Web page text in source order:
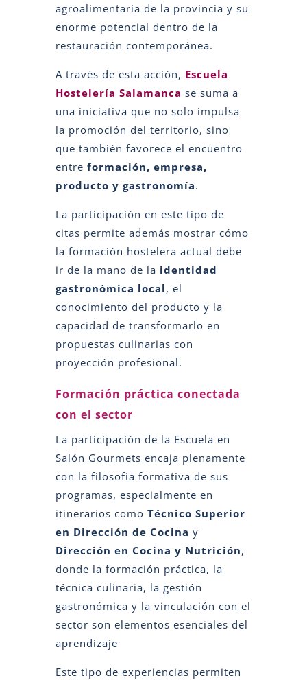
agroalimentaria de la provincia y su
enorme potencial dentro de la
restauración contemporánea.
A través de esta acción, Escuela
Hostelería Salamanca se suma a
una iniciativa que no solo impulsa
la promoción del territorio, sino
que también favorece el encuentro
entre formación, empresa,
producto y gastronomía.
La participación en este tipo de
citas permite además mostrar cómo
la formación hostelera actual debe
ir de la mano de la identidad
gastronómica local, el
conocimiento del producto y la
capacidad de transformarlo en
propuestas culinarias con
proyección profesional.
Formación práctica conectada
con el sector
La participación de la Escuela en
Salón Gourmets encaja plenamente
con la filosofía formativa de sus
programas, especialmente en
itinerarios como Técnico Superior
en Dirección de Cocina y
Dirección en Cocina y Nutrición,
donde la formación práctica, la
técnica culinaria, la gestión
gastronómica y la vinculación con el
sector son elementos esenciales del
aprendizaje
Este tipo de experiencias permiten